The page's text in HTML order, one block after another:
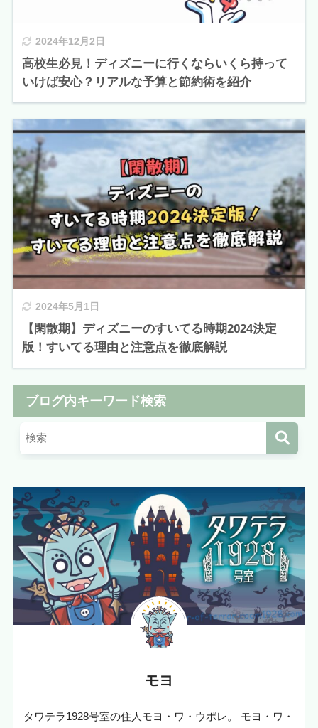
2024年12月2日
高校生必見！ディズニーに行くならいくら持って
いけば安心？リアルな予算と節約術を紹介
2024年5月1日
【閑散期】ディズニーのすいてる時期2024決定
版！すいてる理由と注意点を徹底解説
ブログ内キーワード検索
モヨ
タワテラ1928号室の住人モヨ・ワ・ウポレ。 モヨ・ワ・